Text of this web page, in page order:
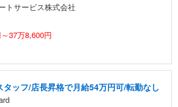
トサービス株式会社
37万8,600円
タッフ/店長昇格で月給54万円可/転勤なし